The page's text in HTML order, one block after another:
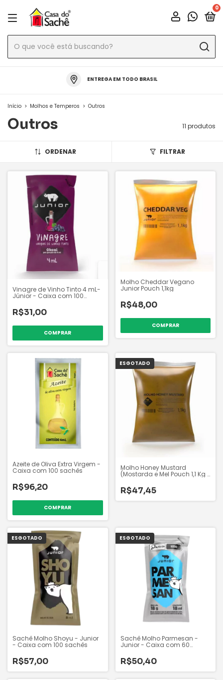
0
ENTREGA EM TODO BRASIL
Início > Molhos e Temperos > Outros
Outros 11 produtos
ORDENAR FILTRAR
Vinagre de Vinho Tinto 4 mL-
Júnior - Caixa com 100
R$31,00
Molho Cheddar Vegano
Junior Pouch 1,1kg
R$48,00
Azeite de Oliva Extra Virgem -
Caixa com 100 sachês
R$96,20
ESGOTADO
Molho Honey Mustard
(Mostarda e Mel Pouch 1,1 Kg -
R$47,45
ESGOTADO
Sachê Molho Shoyu - Junior
- Caixa com 100 sachês
R$57,00
ESGOTADO
Sachê Molho Parmesan -
Junior - Caixa com 60
R$50,40